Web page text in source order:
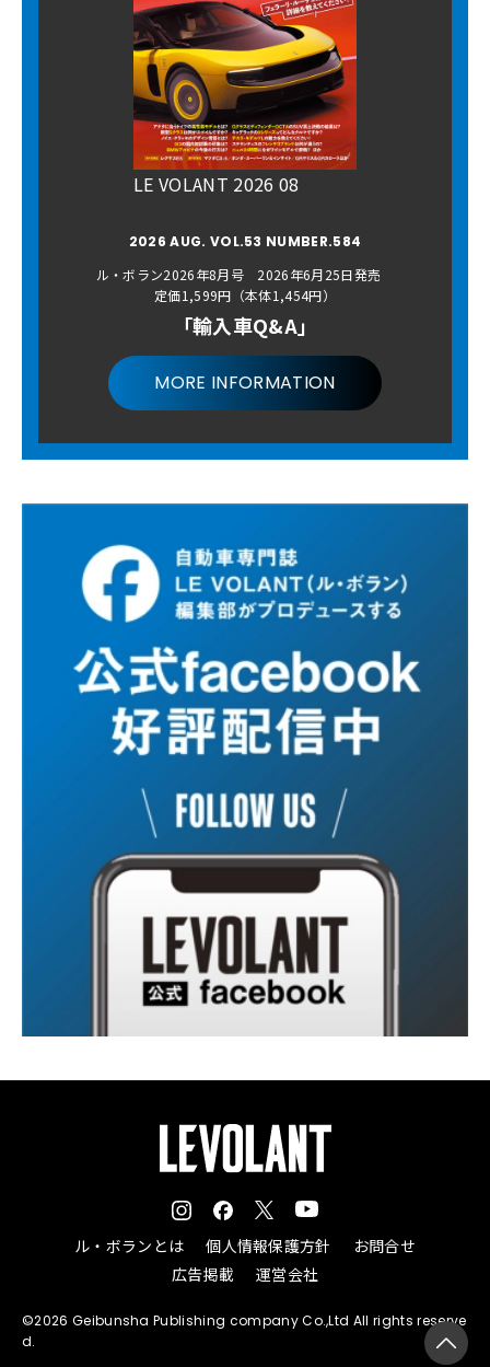
LE VOLANT 2026 08
2026 AUG. VOL.53 NUMBER.584
ル・ボラン2026年8月号 2026年6月25日発売
定価1,599円（本体1,454円）
「輸入車Q&A」
MORE INFORMATION
ル・ボランとは 個人情報保護方針
お問合せ
広告掲載
運営会社
©2026 Geibunsha Publishing company Co.,Ltd All rights reserve
d.